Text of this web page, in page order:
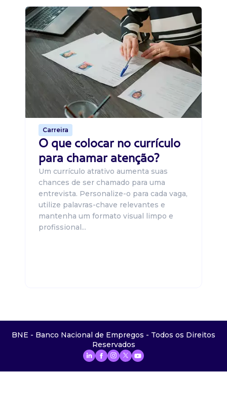
Carreira
O que colocar no currículo
para chamar atenção?
Um currículo atrativo aumenta suas
chances de ser chamado para uma
entrevista. Personalize-o para cada vaga,
utilize palavras-chave relevantes e
mantenha um formato visual limpo e
profissional...
BNE - Banco Nacional de Empregos - Todos os Direitos
Reservados